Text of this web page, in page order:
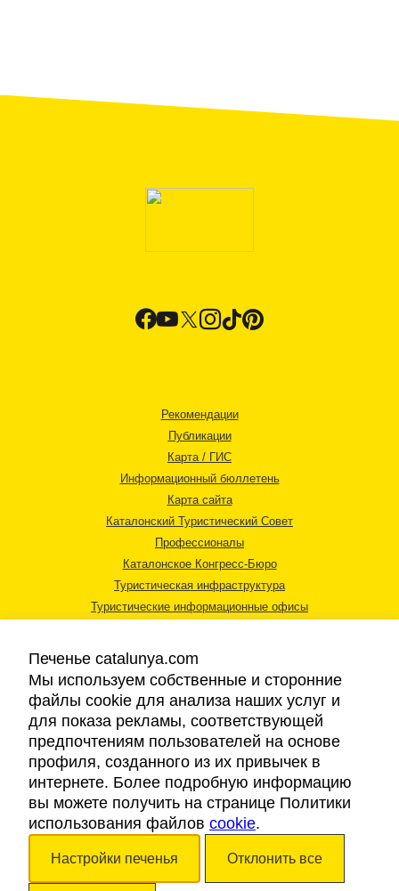
Рекомендации
Публикации
Карта / ГИС
Информационный бюллетень
Карта сайта
Каталонский Туристический Совет
Профессионалы
Каталонское Конгресс-Бюро
Туристическая инфраструктура
Туристические информационные офисы
Правовая информация
Cookies
Доступность
Авторские права © 2026. Каталонский Туристический Совет. Все права
Печенье catalunya.com
Мы используем собственные и сторонние
файлы cookie для анализа наших услуг и
для показа рекламы, соответствующей
предпочтениям пользователей на основе
профиля, созданного из их привычек в
интернете. Более подробную информацию
вы можете получить на странице Политики
использования файлов cookie.
Настройки печенья Отклонить все